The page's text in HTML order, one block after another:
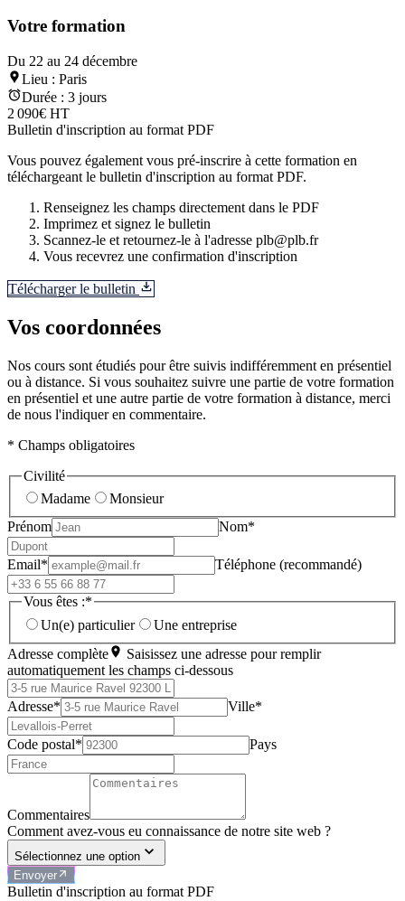
Votre formation
Du 22 au 24 décembre
Lieu : Paris
Durée : 3 jours
2 090€ HT
Bulletin d'inscription au format PDF
Vous pouvez également vous pré-inscrire à cette formation en
téléchargeant le bulletin d'inscription au format PDF.
Renseignez les champs directement dans le PDF
Imprimez et signez le bulletin
Scannez-le et retournez-le à l'adresse plb@plb.fr
Vous recevrez une confirmation d'inscription
Télécharger le bulletin
Vos coordonnées
Nos cours sont étudiés pour être suivis indifféremment en présentiel
ou à distance. Si vous souhaitez suivre une partie de votre formation
en présentiel et une autre partie de votre formation à distance, merci
de nous l'indiquer en commentaire.
* Champs obligatoires
Civilité
Madame
Monsieur
Prénom
Nom*
Email* Téléphone (recommandé)
Vous êtes :*
Un(e) particulier
Une entreprise
Adresse complète
Saisissez une adresse pour remplir
automatiquement les champs ci-dessous
Adresse* Ville*
Code postal* Pays
Commentaires
Comment avez-vous eu connaissance de notre site web ?
Sélectionnez une option
Envoyer
Bulletin d'inscription au format PDF